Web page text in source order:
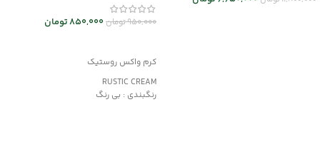
950,000تومان850,000تومان
کرم واکس روستیک
RUSTIC CREAM
رنگبندی : بی رنگ